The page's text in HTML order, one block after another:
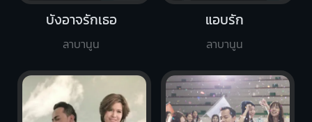
บังอาจรักเธอ
ลาบานูน
แอบรัก
ลาบานูน